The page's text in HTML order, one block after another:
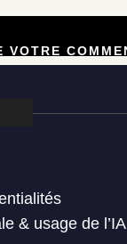
& usage de l’IA